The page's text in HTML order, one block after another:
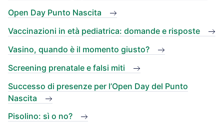
Open Day Punto Nascita
Vaccinazioni in età pediatrica: domande e risposte
Vasino, quando è il momento giusto?
Screening prenatale e falsi miti
Successo di presenze per l’Open Day del Punto
Nascita
Pisolino: sì o no?